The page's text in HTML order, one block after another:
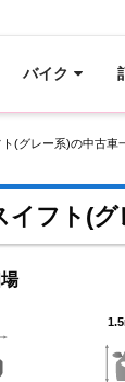
バイク
ト(グレー系)の中古車
イフト(グ